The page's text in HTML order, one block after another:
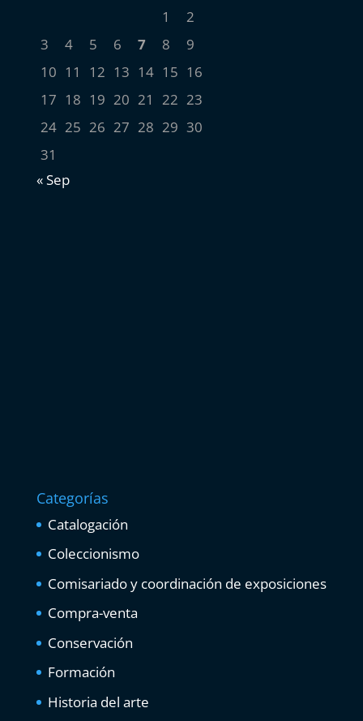
1
2
3
4 5 6 7 8
9
10 11 12 13 14 15 16
17 18 19 20 21 22 23
24 25 26 27 28 29 30
31
« Sep
Categorías
Catalogación
Coleccionismo
Comisariado y coordinación de exposiciones
Compra-venta
Conservación
Formación
Historia del arte